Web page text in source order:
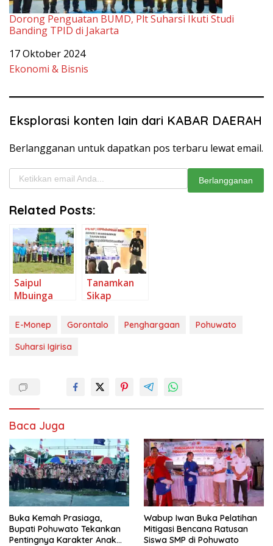
Eksplorasi konten lain dari KABAR DAERAH
Berlangganan untuk dapatkan pos terbaru lewat email.
Related Posts:
Saipul
Mbuinga
Akbar
Hari Santri
Nasional
2024
Tanamkan
Sikap
an, SMP
Wanggarasi
Gelar LDKS II
di Pantai
Libuo
E-Monep Gorontalo
Suharsi Igirisa
Pentingnya Karakter Anak
Usia Dini
Canangkan HAN 2026, Bupati
Saipul : PAUD Fondasi Utama
Bupati Saipul Buka Uji
Kompetensi Teknis Pejabat